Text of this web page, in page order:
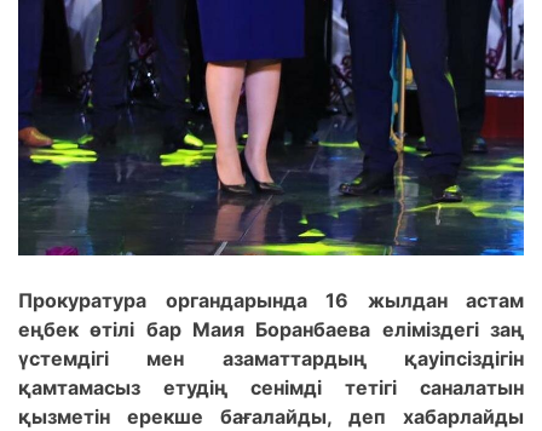
Прокуратура органдарында 16 жылдан астам
еңбек өтілі бар Маия Боранбаева еліміздегі заң
үстемдігі мен азаматтардың қауіпсіздігін
қамтамасыз етудің сенімді тетігі саналатын
қызметін ерекше бағалайды, деп хабарлайды